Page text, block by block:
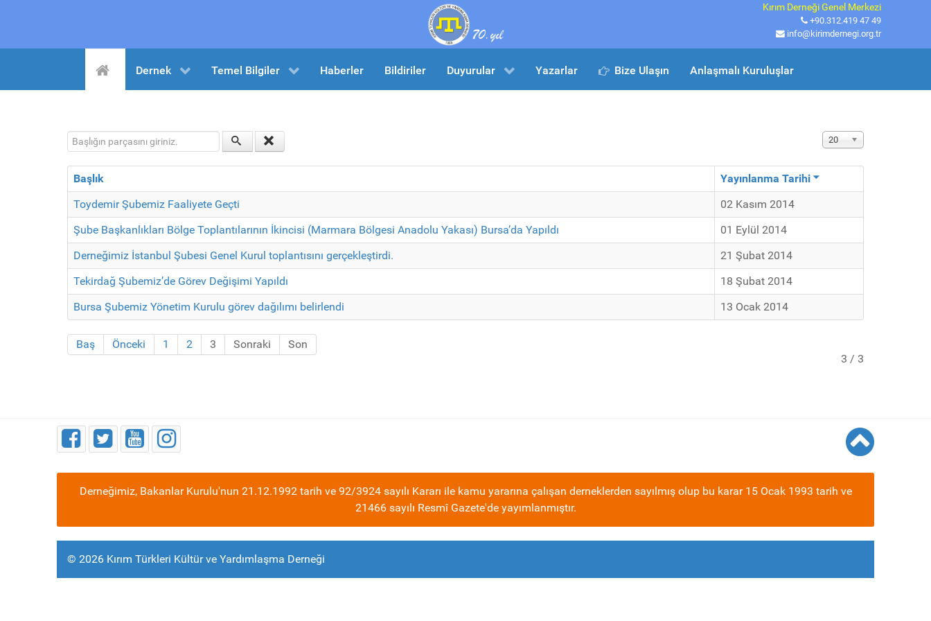
Kırım Derneği Genel Merkezi
+90.312.419 47 49
info@kirimdernegi.org.tr
Dernek Temel Bilgiler Haberler Bildiriler Duyurular Yazarlar Bize Ulaşın Anlaşmalı Kuruluşlar
Başlığın parçasını giriniz. Görüntüleme Sayısı
20
Başlık
Yayınlanma Tarihi
Toydemir Şubemiz Faaliyete Geçti
02 Kasım 2014
Şube Başkanlıkları Bölge Toplantılarının İkincisi (Marmara Bölgesi Anadolu Yakası) Bursa’da Yapıldı
01 Eylül 2014
Derneğimiz İstanbul Şubesi Genel Kurul toplantısını gerçekleştirdi.
21 Şubat 2014
Tekirdağ Şubemiz’de Görev Değişimi Yapıldı
18 Şubat 2014
Bursa Şubemiz Yönetim Kurulu görev dağılımı belirlendi
13 Ocak 2014
3 / 3
Baş Önceki 1 2 3 Sonraki Son
Derneğimiz, Bakanlar Kurulu'nun 21.12.1992 tarih ve 92/3924 sayılı Kararı ile kamu yararına çalışan derneklerden sayılmış olup bu karar 15 Ocak 1993 tarih ve
21466 sayılı Resmî Gazete'de yayımlanmıştır.
© 2026 Kırım Türkleri Kültür ve Yardımlaşma Derneği